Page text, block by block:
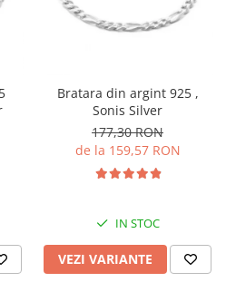
Bratara din argint 925 ,
Sonis Silver
177,30 RON
de la 159,57 RON
IN STOC
VEZI VARIANTE